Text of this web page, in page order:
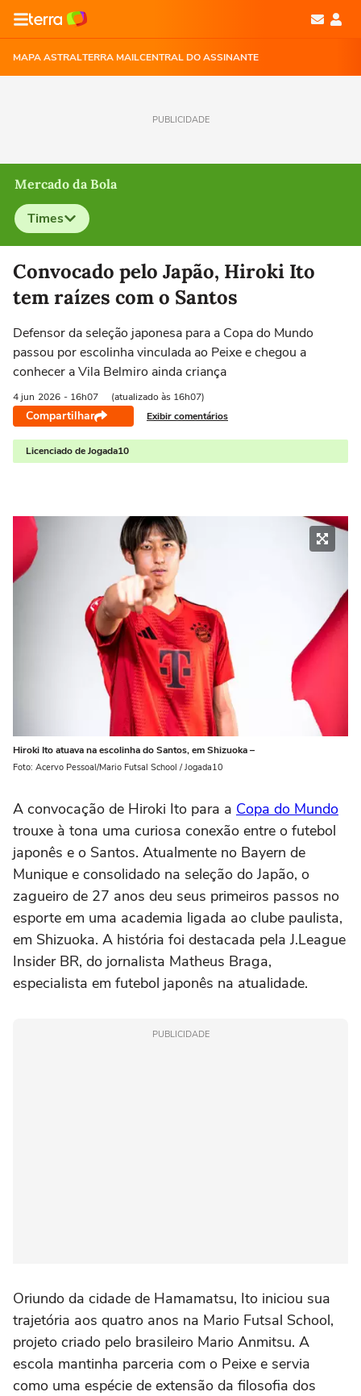
MAPA ASTRALTERRA MAILCENTRAL DO ASSINANTE
PUBLICIDADE
Mercado da Bola
Times
Selecione o time para ver as notícias
Convocado pelo Japão, Hiroki Ito
tem raízes com o Santos
Defensor da seleção japonesa para a Copa do Mundo
passou por escolinha vinculada ao Peixe e chegou a
conhecer a Vila Belmiro ainda criança
4 jun 2026 - 16h07 (atualizado às 16h07)
Compartilhar Exibir comentários
Licenciado de Jogada10
Hiroki Ito atuava na escolinha do Santos, em Shizuoka –
Foto: Acervo Pessoal/Mario Futsal School / Jogada10
A convocação de Hiroki Ito para a Copa do Mundo
trouxe à tona uma curiosa conexão entre o futebol
japonês e o Santos. Atualmente no Bayern de
Munique e consolidado na seleção do Japão, o
zagueiro de 27 anos deu seus primeiros passos no
esporte em uma academia ligada ao clube paulista,
em Shizuoka. A história foi destacada pela J.League
Insider BR, do jornalista Matheus Braga,
especialista em futebol japonês na atualidade.
PUBLICIDADE
Oriundo da cidade de Hamamatsu, Ito iniciou sua
trajetória aos quatro anos na Mario Futsal School,
projeto criado pelo brasileiro Mario Anmitsu. A
escola mantinha parceria com o Peixe e servia
como uma espécie de extensão da filosofia dos